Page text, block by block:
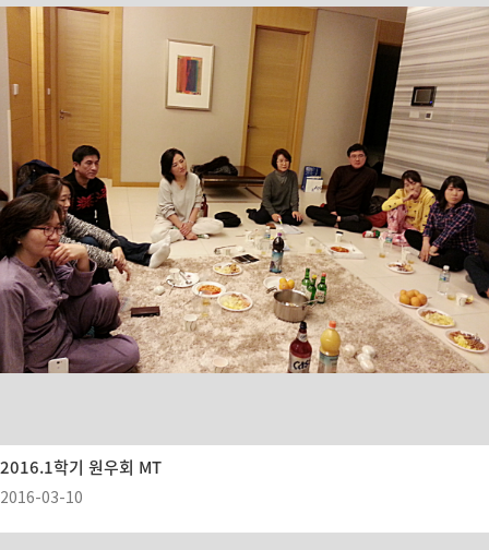
2016.1학기 원우회 MT
2016-03-10